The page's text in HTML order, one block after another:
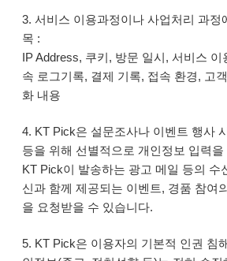
3. 서비스 이용과정이나 사업처리 과
목 :
IP Address, 쿠키, 방문 일시, 서비스
속 로그기록, 결제 기록, 접속 환경, 고
화 내용
4. KT Pick은 설문조사나 이벤트 행사
등을 위해 선별적으로 개인정보 입력
KT Pick이 발송하는 광고 메일 등의 수
신과 함께 제공되는 이벤트, 경품 참여
을 요청받을 수 있습니다.
5. KT Pick은 이용자의 기본적 인권 침